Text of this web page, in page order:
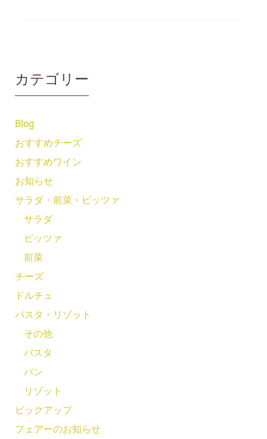
カテゴリー
Blog
おすすめチーズ
おすすめワイン
お知らせ
サラダ・前菜・ピッツァ
サラダ
ピッツァ
前菜
チーズ
ドルチェ
パスタ・リゾット
その他
パスタ
パン
リゾット
ピックアップ
フェアーのお知らせ